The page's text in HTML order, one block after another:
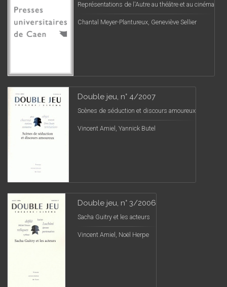
Représentations de l'Autre au théâtre et au cinéma
Chantal Meyer-Plantureux, Geneviève Sellier
Double jeu, n° 4/2007
Scènes de séduction et discours amoureux
Vincent Amiel, Yannick Butel
Double jeu, n° 3/2006
Sacha Guitry et les acteurs
Vincent Amiel, Noël Herpe